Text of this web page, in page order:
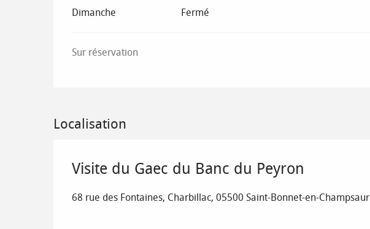
Dimanche Fermé
Sur réservation
Localisation
Visite du Gaec du Banc du Peyron
68 rue des Fontaines, Charbillac, 05500 Saint-Bonnet-en-Champsaur